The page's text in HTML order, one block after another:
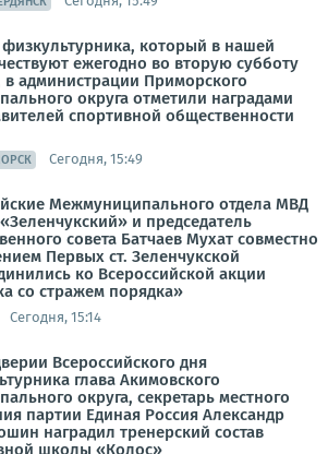
который в нашей
ежегодно во вторую субботу
в администрации Приморского
округа отметили наградами
спортивной общественности
Сегодня, 15:49
Межмуниципального отдела МВД
и председатель
совета Батчаев Мухат совместно
Первых ст. Зеленчукской
ко Всероссийской акции
со стражем порядка»
Сегодня, 15:14
Всероссийского дня
глава Акимовского
округа, секретарь местного
партии Единая Россия Александр
наградил тренерский состав
школы «Колос»